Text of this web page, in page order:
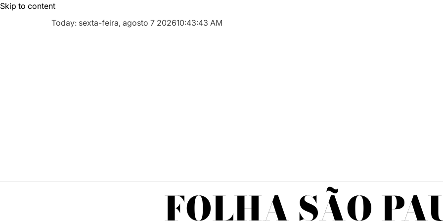
Skip to content
Today: sexta-feira, agosto 7 202610:43:45 AM
FOLHA SÃO